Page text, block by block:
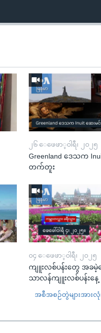
၂၆ ေဖေဖာ္၀ါရီ၊ ၂၀၂၅
Greenland ဒေသက
တက်တူး
၀၄ ေဖေဖာ္၀ါရီ၊ ၂၀၂၅
ကျူးလစ်ပန်းတွေ အခ
သာလန်ကျူးလစ်ပန်းနေ့
အစီအစဉ်တွဲများအား